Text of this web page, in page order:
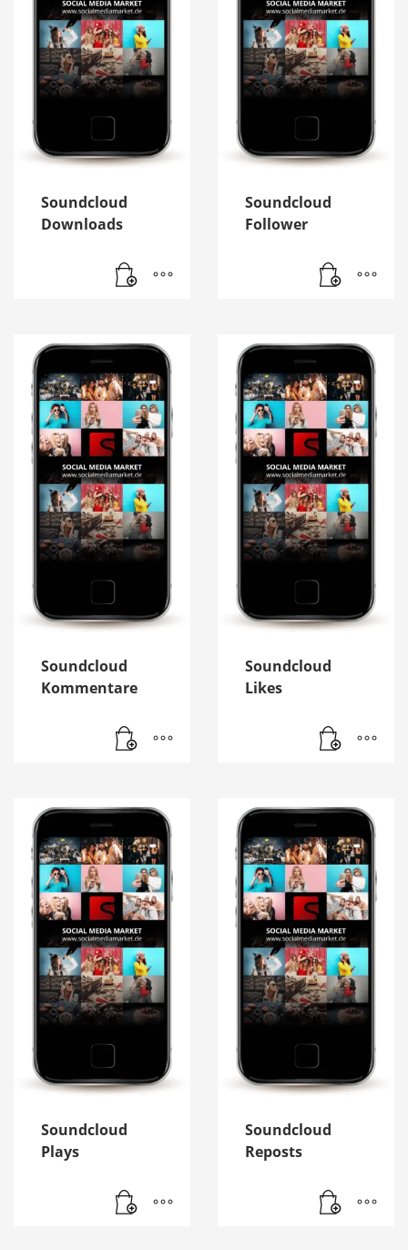
Soundcloud
Downloads
Soundcloud
Follower
Soundcloud
Kommentare
Soundcloud
Likes
Soundcloud
Plays
Soundcloud
Reposts